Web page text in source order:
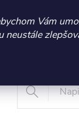
sleva 300 Kč
Vám
neustále
Vrácení a reklamace